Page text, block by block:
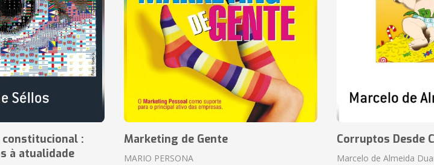
:
à atualidade
Marketing de Gente
MARIO PERSONA
Corruptos Desde
Marcelo de Almeida